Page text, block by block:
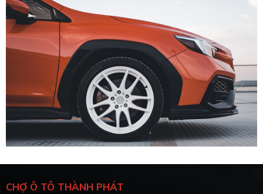
CHỢ Ô TÔ THÀNH PHÁT